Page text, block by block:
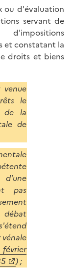
ou d'évaluation
servant de
et constatant la
droits et biens
le
de la
de
pas
) ;